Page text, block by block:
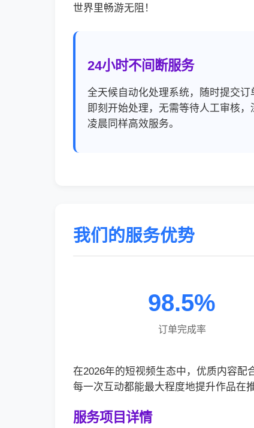
世界里畅游无阻！
24小时不间断服务
全天候自动化处理系统，随时提交订
即刻开始处理，无需等待人工审核，
凌晨同样高效服务。
我们的服务优势
98.5%
订单完成率
在2026年的短视频生态中，优质内容
每一次互动都能最大程度地提升作品在
服务项目详情